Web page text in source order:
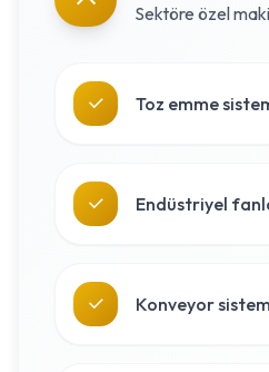
Sektöre özel
Toz emme
Endüstriyel
Konveyor